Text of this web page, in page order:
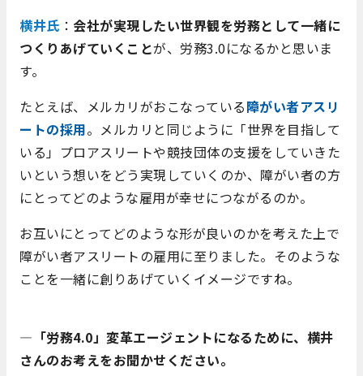
横井氏 ： 会社が実現したい世界観を労務として一緒に
つくりあげていくことが、労務3.0になるかと思いま
す。
たとえば、メルカリがおこなっている障がい者アスリ
ートの採用。メルカリと同じように「世界を目指して
いる」プロアスリートや競技団体の支援をしていきた
いという想いをどう実現していくのか、障がい者の方
にとってどのような雇用が幸せにつながるのか。
お互いにとってどのような形が良いのかを考えた上で
障がい者アスリートの雇用に至りました。そのような
ことを一緒に創りあげていくイメージですね。
―「労務4.0」変革エージェントになるために、横井
さんのお考えをお聞かせください。